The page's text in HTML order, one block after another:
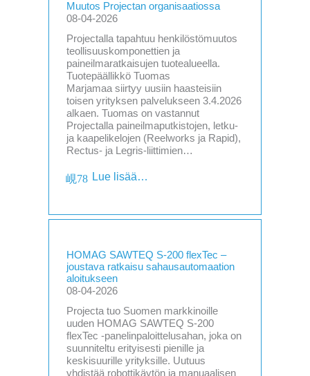
Muutos Projectan organisaatiossa
08-04-2026
Projectalla tapahtuu henkilöstömuutos
teollisuuskomponettien ja
paineilmaratkaisujen tuotealueella.
Tuotepäällikkö Tuomas
Marjamaa siirtyy uusiin haasteisiin
toisen yrityksen palvelukseen 3.4.2026
alkaen. Tuomas on vastannut
Projectalla paineilmaputkistojen, letku-
ja kaapelikelojen (Reelworks ja Rapid),
Rectus- ja Legris-liittimien…
Lue lisää…
HOMAG SAWTEQ S-200 flexTec –
joustava ratkaisu sahausautomaation
aloitukseen
08-04-2026
Projecta tuo Suomen markkinoille
uuden HOMAG SAWTEQ S-200
flexTec -panelinpaloittelusahan, joka on
suunniteltu erityisesti pienille ja
keskisuurille yrityksille. Uutuus
yhdistää robottikäytön ja manuaalisen